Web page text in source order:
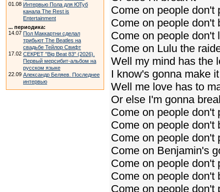
01.08 Интервью Пола для ЮТуб
канала The Rest is
Entertainment
... периодика:
14.07 Пол Маккартни сделал
трибьют The Beatles на
свадьбе Тейлор Свифт
17.02 СЕКРЕТ "Big Beat 83" (2026).
Первый мерсибит-альбом на
русском языке
22.09 Александр Беляев. Последнее
интервью
Come on people don't
Come on people don't
Come on people don't
Come on Lulu the
Well my mind has the
I know's gonna make it
Well me love has to
Or else I'm gonna
Come on people don't
Come on people don't
Come on people don't
Come on Benjamin's
Come on people don't
Come on people don't
Come on people don't